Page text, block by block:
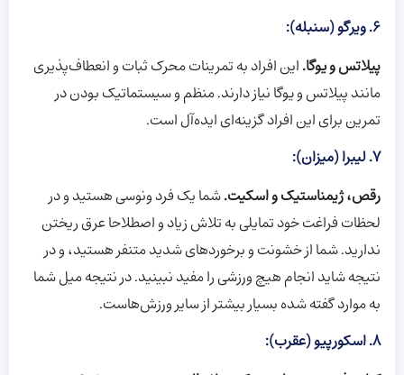
6. ویرگو (سنبله):
پیلاتس و یوگا.این افراد به تمرینات محرک ثبات و انعطاف‌پذیری
مانند پیلاتس و یوگا نیاز دارند. منظم و سیستماتیک بودن در
تمرین برای این افراد گزینه‌ای ایده‌آل است.
7. لیبرا (میزان):
رقص، ژیمناستیک و اسکیت.شما یک فرد ونوسی هستید و در
لحظات فراغت خود تمایلی به تلاش زیاد و اصطلاحا عرق ریختن
ندارید.شما از خشونت و برخوردهای شدید متنفر هستید، و در
نتیجه شاید انجام هیچ ورزشی را مفید نبینید. در نتیجه میل شما
به موارد گفته شده بسیار بیشتر از سایر ورزش‌هاست.
8. اسکورپیو (عقرب):